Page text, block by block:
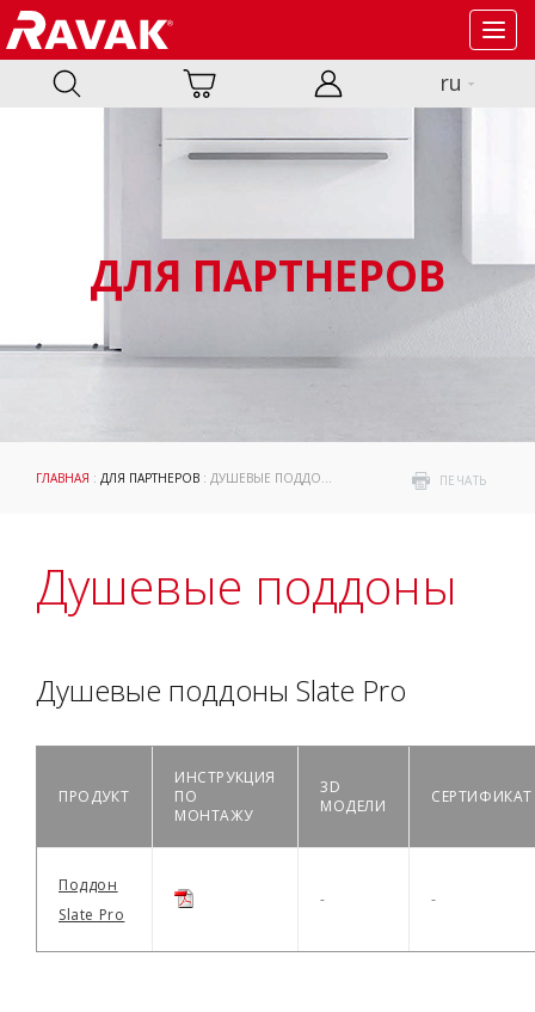
ru
ДЛЯ ПАРТНЕРОВ
ПЕЧАТЬ
ГЛАВНАЯ : ДЛЯ ПАРТНЕРОВ : ДУШЕВЫЕ ПОДДОНЫ
Душевые поддоны
Душевые поддоны Slate Pro
ПРОДУКТ
ИНСТРУКЦИЯ
ПО
МОНТАЖУ
3D
МОДЕЛИ
СЕРТИФИКАТ
Поддон
Slate Pro
- -